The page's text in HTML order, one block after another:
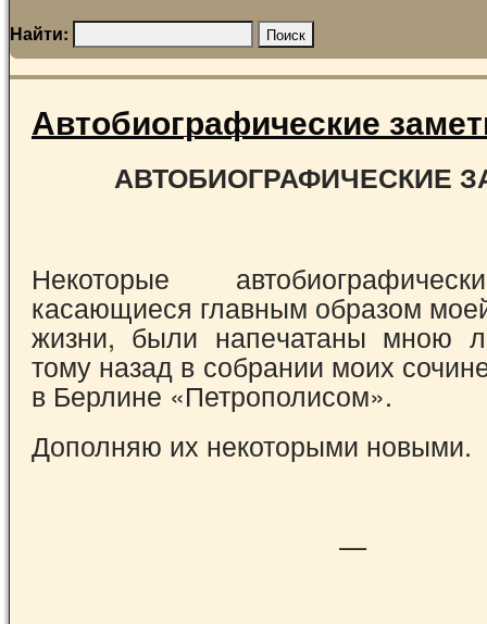
Найти:
Автобиографические
АВТОБИОГРАФИЧЕСКИЕ
Некоторые
касающиеся главным образом
жизни, были напе­чатаны мною
тому назад в собрании моих
в Берлине «Петрополисом».
Дополняю их некоторыми новыми.
—